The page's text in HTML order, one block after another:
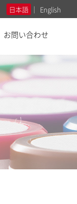
日本語 English
お問い合わせ